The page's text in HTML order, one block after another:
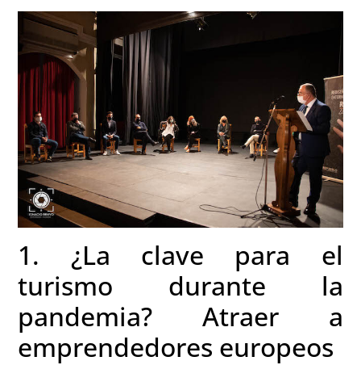
1. ¿La clave para el
turismo durante la
pandemia? Atraer a
emprendedores europeos